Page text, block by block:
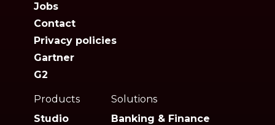
Jobs
Contact
Privacy policies
Gartner
G2
Products
Studio
Solutions
Banking & Finance